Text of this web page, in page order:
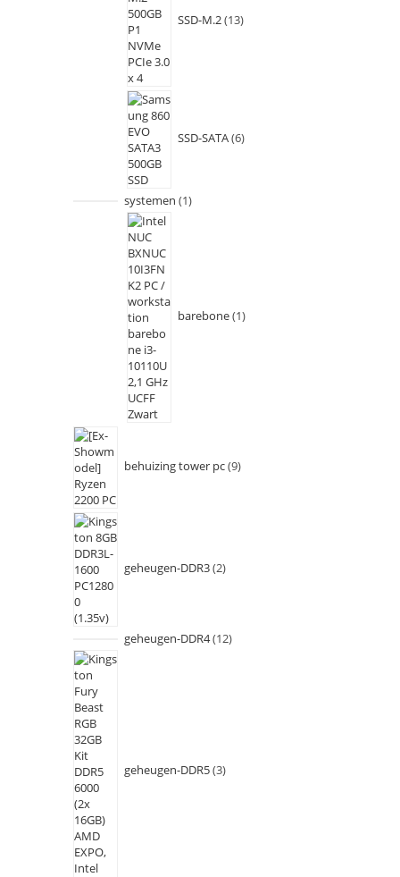
SSD-M.2 13
SSD-SATA 6
systemen 1
barebone 1
behuizing tower pc 9
geheugen-DDR3 2
geheugen-DDR4 12
geheugen-DDR5 3